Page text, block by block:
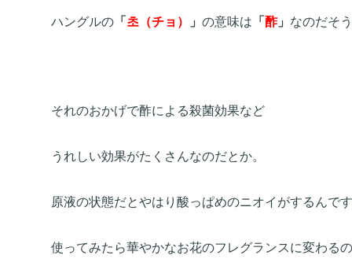
ハングルの「 초（チョ） 」 の意味は 「 酢」 なのだそう
それのおかげで酢による殺菌効果など
うれしい効果がたくさんなのだとか。
原液の状態だとやはり酸っぱめのニオイがするんです
使ってみたら華やかなお花のフレグランスに変わるの